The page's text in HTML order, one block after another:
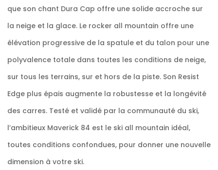
que son chant Dura Cap offre une solide accroche sur
la neige et la glace. Le rocker all mountain offre une
élévation progressive de la spatule et du talon pour une
polyvalence totale dans toutes les conditions de neige,
sur tous les terrains, sur et hors de la piste. Son Resist
Edge plus épais augmente la robustesse et la longévité
des carres. Testé et validé par la communauté du ski,
l’ambitieux Maverick 84 est le ski all mountain idéal,
toutes conditions confondues, pour donner une nouvelle
dimension à votre ski.